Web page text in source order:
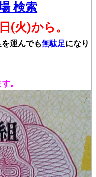
検索
(火)から。
を運んでも無駄足になり
。